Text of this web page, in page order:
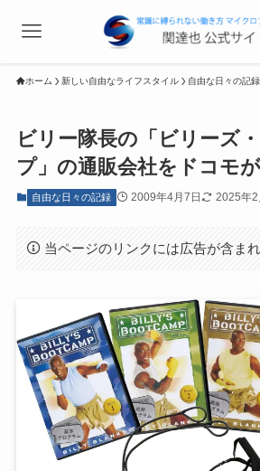
ホーム 新しい自由なライフスタイル 自由な日々の記録
ビリー隊長の「ビリーズ
プ」の通販会社をドコモ
自由な日々の記録 2009年4月7日 2025年2
当ページのリンクには広告が含まれ